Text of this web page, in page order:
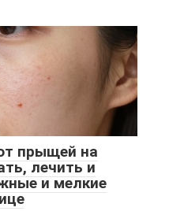
прыщей на
лечить и
и мелкие